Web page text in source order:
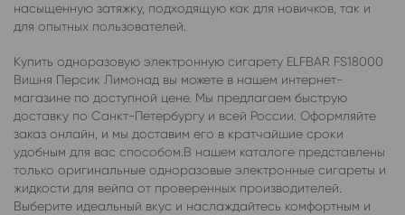
насыщенную затяжку, подходящую как для новичков, так и
для опытных пользователей.
Купить одноразовую электронную сигарету ELFBAR FS18000
Вишня Персик Лимонад вы можете в нашем интернет-
магазине по доступной цене. Мы предлагаем быструю
доставку по Санкт-Петербургу и всей России. Оформляйте
заказ онлайн, и мы доставим его в кратчайшие сроки
удобным для вас способом.В нашем каталоге представлены
только оригинальные одноразовые электронные сигареты и
жидкости для вейпа от проверенных производителей.
Выберите идеальный вкус и наслаждайтесь комфортным и